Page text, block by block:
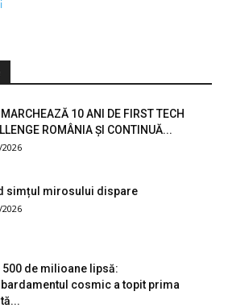
MARCHEAZĂ 10 ANI DE FIRST TECH
ROMÂNIA ȘI CONTINUĂ...
simțul mirosului dispare
500 de milioane lipsă:
cosmic a topit prima